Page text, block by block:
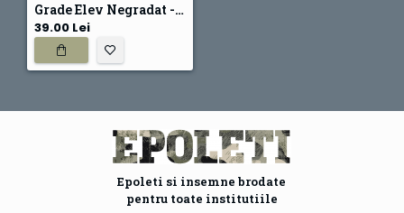
Grade Elev Negradat - Forte Terestre combat (Scolarizare 1 si 2 ani)
39.00 Lei
Epoleti si insemne brodate
pentru toate institutiile